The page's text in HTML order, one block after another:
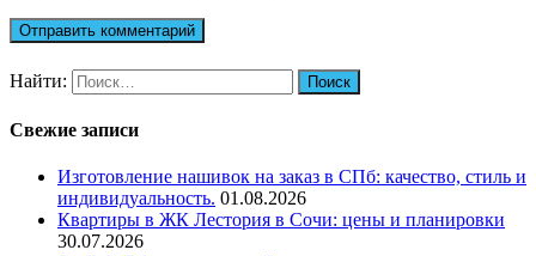
Найти:
Свежие записи
Изготовление нашивок на заказ в СПб: качество, стиль и
индивидуальность. 01.08.2026
Квартиры в ЖК Лестория в Сочи: цены и планировки
30.07.2026